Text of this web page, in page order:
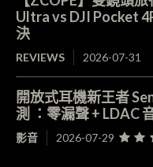
Ultra vs DJI Pocket
決
REVIEWS 2026-07-31
開放式耳機新王者
測 ：零漏聲 + LDAC
影音 2026-07-29